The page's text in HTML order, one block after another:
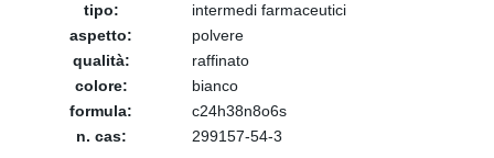
tipo:
intermedi farmaceutici
aspetto:
polvere
qualità:
raffinato
colore:
bianco
formula:
c24h38n8o6s
n. cas:
299157-54-3